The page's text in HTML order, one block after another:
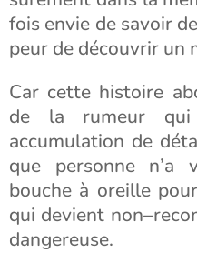
fois envie de savoir
peur de découvrir un
Car cette histoire
de la rumeur qui
accumulation de
que personne n’a
bouche à oreille
qui devient
dangereuse.